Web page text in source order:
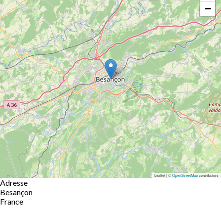
−
Leaflet | ©OpenStreetMapcontributors
Adresse
Besançon
France